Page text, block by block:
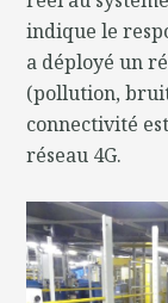
indique le
a déployé un
(pollution,
connectivité
réseau 4G.